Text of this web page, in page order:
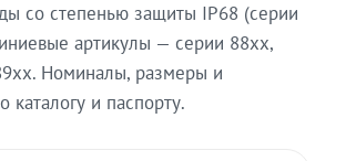
со степенью защиты IP68 (серии
артикулы — серии 88xx,
Номиналы, размеры и
и паспорту.